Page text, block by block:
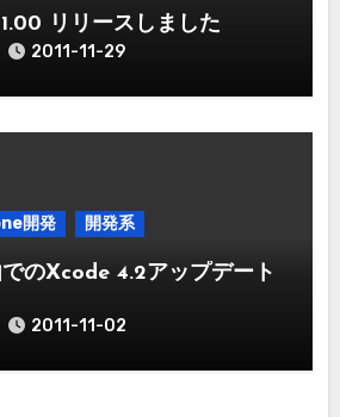
リリースしました
2011-11-29
開発 開発系
のXcode 4.2アップデート
2011-11-02